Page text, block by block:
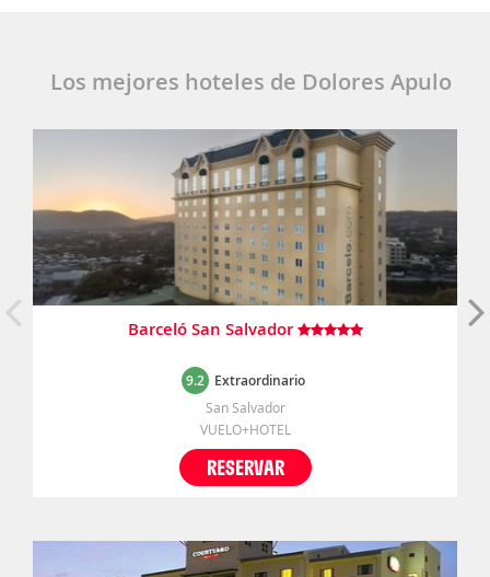
Los mejores hoteles de Dolores Apulo
Barceló San Salvador
9.2 Extraordinario
San Salvador
VUELO+HOTEL
RESERVAR